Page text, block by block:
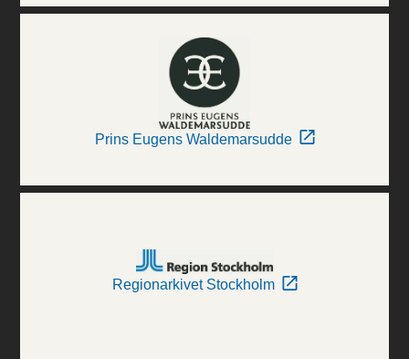
Prins Eugens Waldemarsudde
Regionarkivet Stockholm